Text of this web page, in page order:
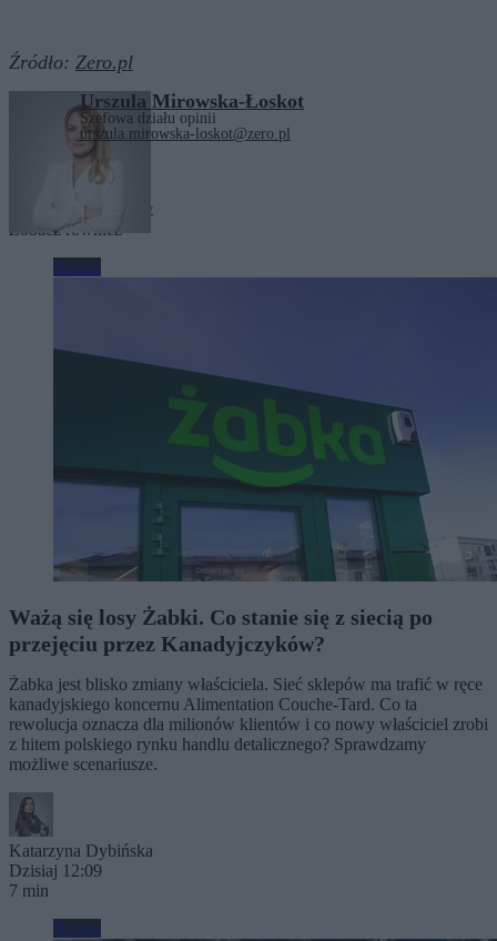
Źródło: Zero.pl
Urszula Mirowska-Łoskot
Szefowa działu opinii
urszula.mirowska-loskot@zero.pl
emerytura emerytury
Zobacz również
Biznes
Ważą się losy Żabki. Co stanie się z siecią po
przejęciu przez Kanadyjczyków?
Żabka jest blisko zmiany właściciela. Sieć sklepów ma trafić w ręce
kanadyjskiego koncernu Alimentation Couche-Tard. Co ta
rewolucja oznacza dla milionów klientów i co nowy właściciel zrobi
z hitem polskiego rynku handlu detalicznego? Sprawdzamy
możliwe scenariusze.
Katarzyna Dybińska
Dzisiaj 12:09
7 min
Biznes